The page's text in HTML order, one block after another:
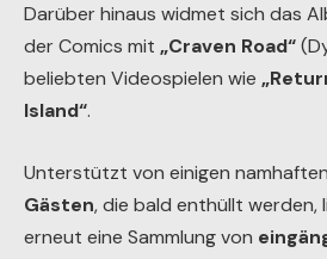
Darüber hinaus widmet sich das
der Comics mit „Craven Road“
beliebten Videospielen wie
Island“.
Unterstützt von einigen namhaften
Gästen, die bald enthüllt werden,
erneut eine Sammlung von